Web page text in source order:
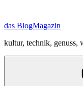
springen
das BlogMagazin
kultur, technik, genuss,